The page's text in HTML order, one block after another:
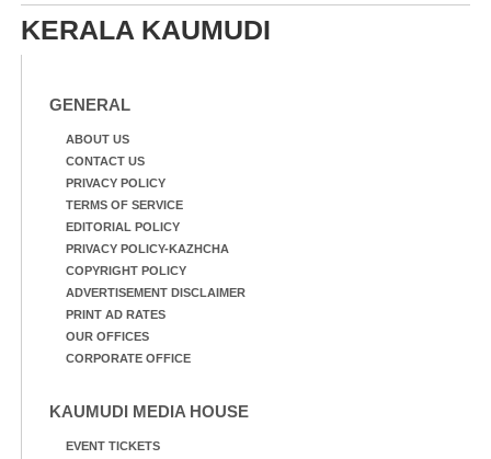
KERALA KAUMUDI
GENERAL
ABOUT US
CONTACT US
PRIVACY POLICY
TERMS OF SERVICE
EDITORIAL POLICY
PRIVACY POLICY-KAZHCHA
COPYRIGHT POLICY
ADVERTISEMENT DISCLAIMER
PRINT AD RATES
OUR OFFICES
CORPORATE OFFICE
KAUMUDI MEDIA HOUSE
EVENT TICKETS